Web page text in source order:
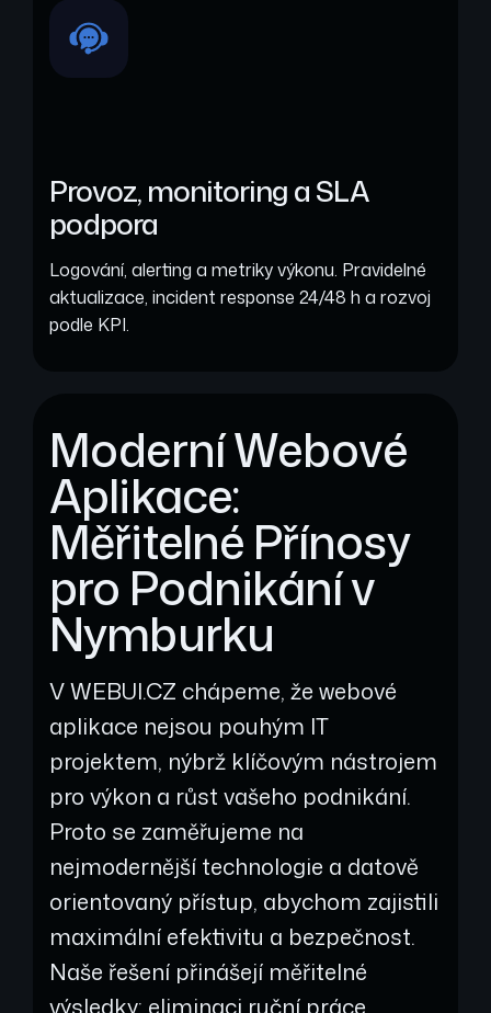
Provoz, monitoring a SLA
podpora
Logování, alerting a metriky výkonu. Pravidelné
aktualizace, incident response 24/48 h a rozvoj
podle KPI.
Moderní Webové
Aplikace:
Měřitelné Přínosy
pro Podnikání v
Nymburku
V WEBUI.CZ chápeme, že webové
aplikace nejsou pouhým IT
projektem, nýbrž klíčovým nástrojem
pro výkon a růst vašeho podnikání.
Proto se zaměřujeme na
nejmodernější technologie a datově
orientovaný přístup, abychom zajistili
maximální efektivitu a bezpečnost.
Naše řešení přinášejí měřitelné
výsledky: eliminaci ruční práce,